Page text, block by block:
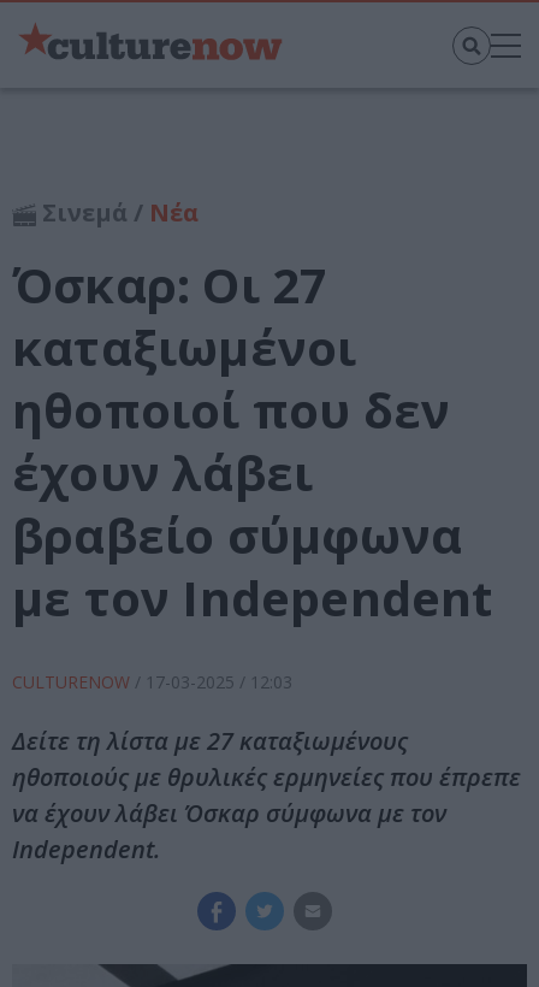
Σινεμά / Νέα
Όσκαρ: Οι 27
καταξιωμένοι
ηθοποιοί που δεν
έχουν λάβει
βραβείο σύμφωνα
με τον Independent
CULTURENOW / 17-03-2025 / 12:03
Δείτε τη λίστα με 27 καταξιωμένους
ηθοποιούς με θρυλικές ερμηνείες που έπρεπε
να έχουν λάβει Όσκαρ σύμφωνα με τον
Independent.